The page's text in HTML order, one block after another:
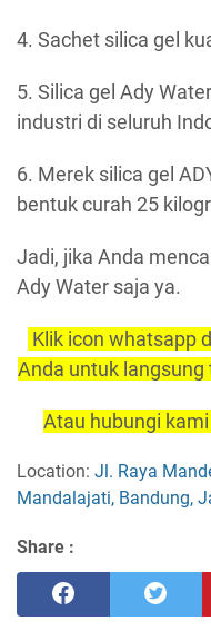
4. Sachet silica gel
5. Silica gel Ady
industri di seluruh
6. Merek silica gel
bentuk curah 25
Jadi, jika Anda
Ady Water saja ya.
Klik icon whatsapp
Anda untuk
Atau hubungi
Location: Jl. Raya
Mandalajati, Bandung,
Share :